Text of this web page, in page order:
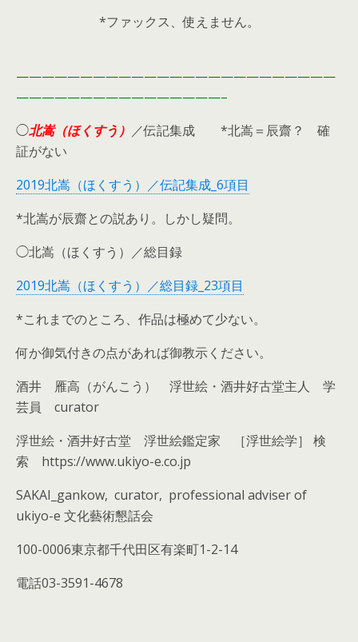
*ファックス、使えません。
—————————————————————————
————————————————–
◯北嵩（ほくすう） ／伝記集成 *北嵩＝辰齋？ 確
証がない
2019北嵩（ほくすう）／伝記集成_6項目
*北嵩が辰齋との説あり。しかし疑問。
◯北嵩（ほくすう）／総目録
2019北嵩（ほくすう）／総目録_23項目
*これまでのところ、作品は極めて少ない。
何か御気付きの点があれば御教示ください。
酒井 雁高（がんこう） 浮世絵・酒井好古堂主人 学
芸員 curator
浮世絵・酒井好古堂 浮世絵鑑定家 ［浮世絵学］ 検
索 https://www.ukiyo-e.co.jp
SAKAI_gankow, curator, professional adviser of
ukiyo-e 文化藝術懇話会
100-0006東京都千代田区有楽町1-2-14
電話03-3591-4678